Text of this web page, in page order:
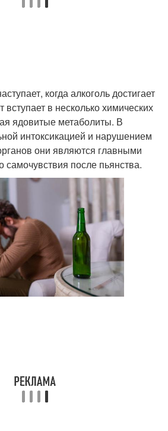
когда алкоголь достигает
вступает в несколько химических
ядовитые метаболиты. В
интоксикацией и нарушением
они являются главными
самочувствия после пьянства.